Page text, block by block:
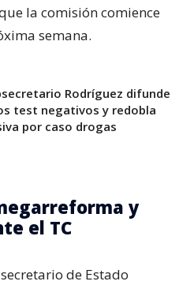
la comisión comience
semana.
Rodríguez difunde
test negativos y redobla
por caso drogas
y
el TC
de Estado